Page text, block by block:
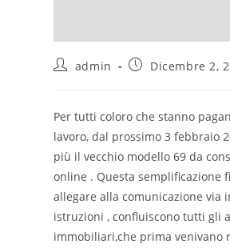
admin Dicembre 2,
Per tutti coloro che stanno
lavoro, dal prossimo 3 febbraio
più il vecchio modello 69 da
online . Questa semplificazione
allegare alla comunicazione via
istruzioni , confluiscono tutti gli
immobiliari,che prima venivano